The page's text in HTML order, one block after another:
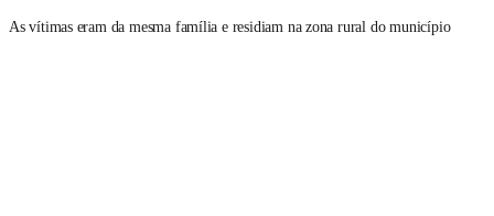
As vítimas eram da mesma família e residiam na zona rural do município